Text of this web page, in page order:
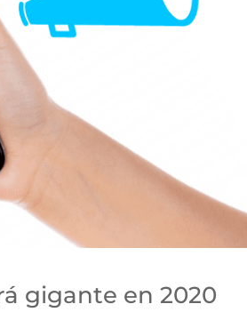
gigante en 2020